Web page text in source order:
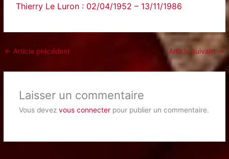
Thierry Le Luron : 02/04/1952 – 13/11/1986
← Article précédent Article suivant →
Laisser un commentaire
Vous devez vous connecterpour publier un commentaire.